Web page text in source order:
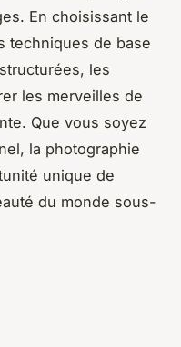
En choisissant le
techniques de base
les
les merveilles de
Que vous soyez
la photographie
unique de
du monde sous-